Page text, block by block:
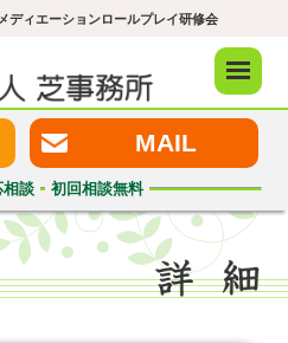
ディエーションロールプレイ研修会
メニュ
MAIL
相談 初回相談無料